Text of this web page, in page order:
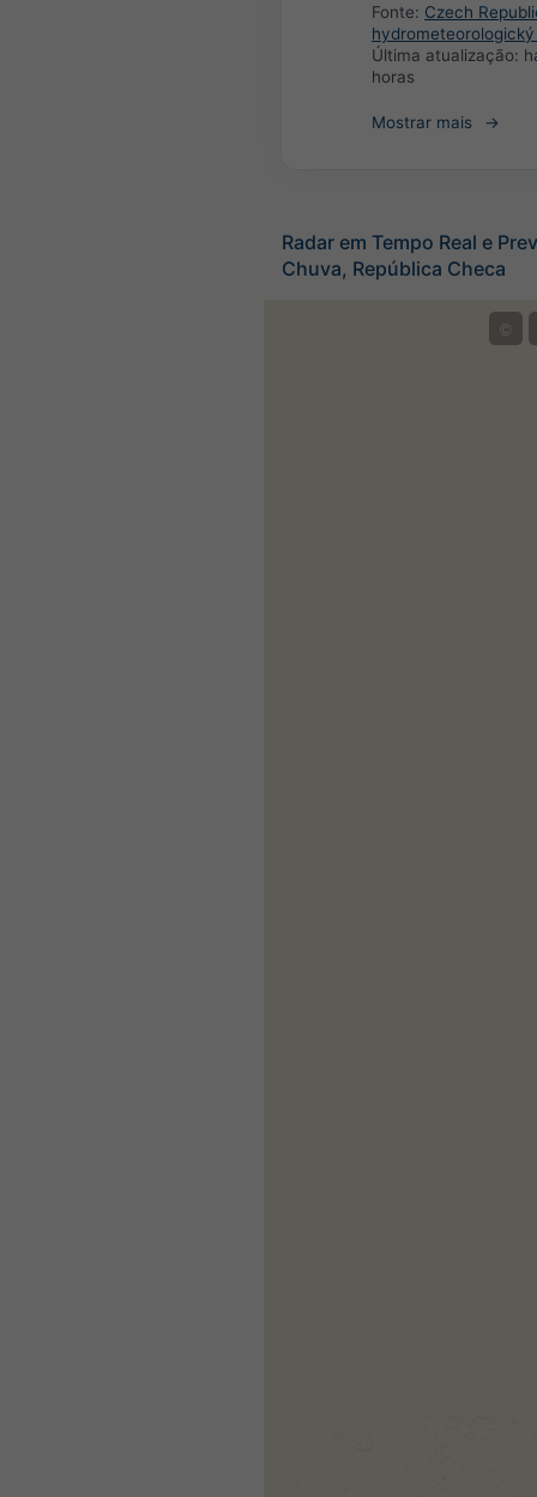
Fonte: Czech
Última atualização:
horas
Mostrar mais
Radar em Tempo Real e
Chuva, República Checa
©